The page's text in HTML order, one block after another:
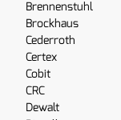
Brennenstuhl
Brockhaus
Cederroth
Certex
Cobit
CRC
Dewalt